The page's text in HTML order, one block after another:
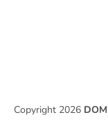
Copyright 2026